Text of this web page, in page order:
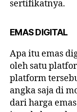
sertifikatnya.
EMAS DIGITAL
Apa itu emas
oleh satu
platform
angka saja di
dari harga